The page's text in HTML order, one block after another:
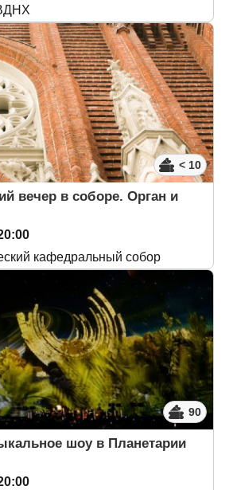
< 10
вечер в соборе. Орган и
кафедральный собор
90
шоу в Планетарии